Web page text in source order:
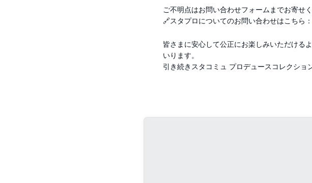
ご不明点はお問い合わせフォームまでお寄せく
🔗スタプロについてのお問い合わせはこちら：
皆さまに安心して公正にお楽しみいただける
いります。
引き続きスタコミュ プロデュースコレクショ